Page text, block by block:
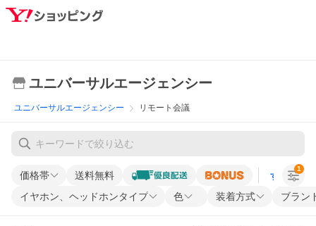
ユニバーサルエージェンシー
ユニバーサルエージェンシー リモート会議
価格帯 送料無料 すべての条
イヤホン、ヘッドホンタイプ 色 装着方式 ブラン
1